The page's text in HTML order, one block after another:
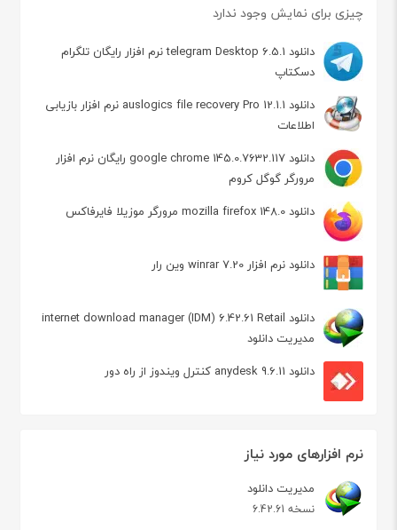
چیزی برای نمایش وجود ندارد
دانلود telegram Desktop 6.5.1 نرم افزار رایگان تلگرام
دسکتاپ
دانلود auslogics file recovery Pro 12.1.1 نرم افزار بازیابی
اطلاعات
دانلود google chrome 145.0.7632.117 رایگان نرم افزار
مرورگر گوگل کروم
دانلود mozilla firefox 148.0 مرورگر موزیلا فایرفاکس
دانلود نرم افزار winrar 7.20 وین رار
دانلود internet download manager (IDM) 6.42.61 Retail
مدیریت دانلود
دانلود anydesk 9.6.11 کنترل ویندوز از راه دور
نرم افزارهای مورد نیاز
مدیریت دانلود
نسخه 6.42.61